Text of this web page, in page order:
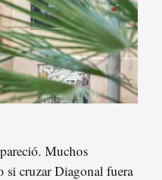
Muchos
si cruzar Diagonal fuera